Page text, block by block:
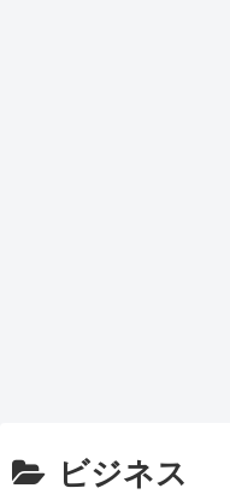
ビジネス